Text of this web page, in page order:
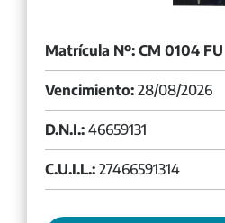
Matrícula Nº: CM 0104 FU
Vencimiento: 28/08/2026
D.N.I.: 46659131
C.U.I.L.: 27466591314